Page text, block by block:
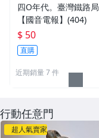
四O年代。臺灣鐵路局
【國音電報】(404)
$ 50
直購
近期銷量 7 件
行動任意門
超人氣賣家